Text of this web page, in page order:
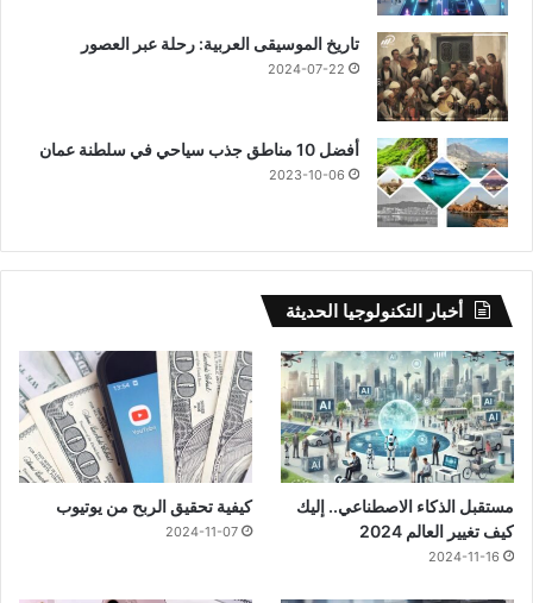
تاريخ الموسيقى العربية: رحلة عبر العصور
2024-07-22
أفضل 10 مناطق جذب سياحي في سلطنة عمان
2023-10-06
أخبار التكنولوجيا الحديثة
مستقبل الذكاء الاصطناعي.. إليك
كيف تغيير العالم 2024
2024-11-16
كيفية تحقيق الربح من يوتيوب
2024-11-07